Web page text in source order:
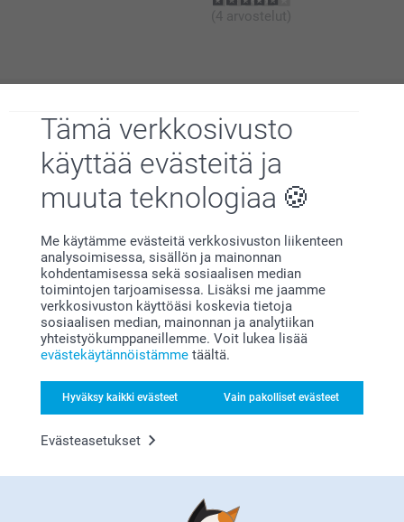
Tämä verkkosivusto
käyttää evästeitä ja
muuta teknologiaa
Me käytämme evästeitä verkkosivuston liikenteen
analysoimisessa, sisällön ja mainonnan
kohdentamisessa sekä sosiaalisen median
toimintojen tarjoamisessa. Lisäksi me jaamme
verkkosivuston käyttöäsi koskevia tietoja
sosiaalisen median, mainonnan ja analytiikan
yhteistyökumppaneillemme. Voit lukea lisää
evästekäytännöistämme täältä.
Hyväksy kaikki evästeet Vain pakolliset evästeet
Evästeasetukset
56-58 cm
58-60 cm
(4 arvostelut)
Miksi smartphoto
Tyytyväisyystakuu